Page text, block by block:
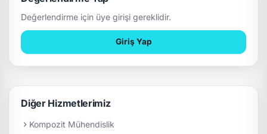
Değerlendirme için üye girişi gereklidir.
Giriş Yap
Diğer Hizmetlerimiz
Kompozit Mühendislik